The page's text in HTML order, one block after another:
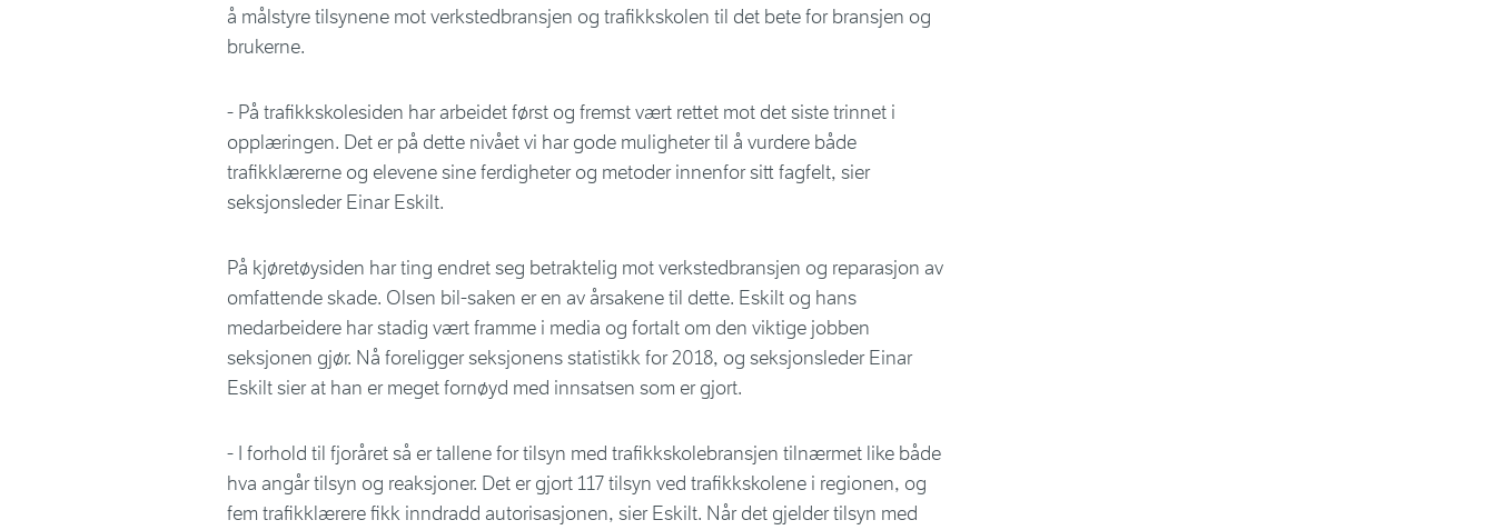
å målstyre tilsynene mot verkstedbransjen og trafikkskolen til det bete for bransjen og
brukerne.
- På trafikkskolesiden har arbeidet først og fremst vært rettet mot det siste trinnet i
opplæringen. Det er på dette nivået vi har gode muligheter til å vurdere både
trafikklærerne og elevene sine ferdigheter og metoder innenfor sitt fagfelt, sier
seksjonsleder Einar Eskilt.
På kjøretøysiden har ting endret seg betraktelig mot verkstedbransjen og reparasjon av
omfattende skade. Olsen bil-saken er en av årsakene til dette. Eskilt og hans
medarbeidere har stadig vært framme i media og fortalt om den viktige jobben
seksjonen gjør. Nå foreligger seksjonens statistikk for 2018, og seksjonsleder Einar
Eskilt sier at han er meget fornøyd med innsatsen som er gjort.
- I forhold til fjoråret så er tallene for tilsyn med trafikkskolebransjen tilnærmet like både
hva angår tilsyn og reaksjoner. Det er gjort 117 tilsyn ved trafikkskolene i regionen, og
fem trafikklærere fikk inndradd autorisasjonen, sier Eskilt. Når det gjelder tilsyn med